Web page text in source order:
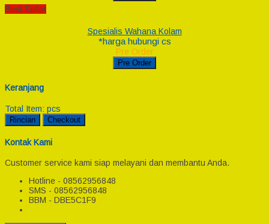
Best Seller
Spesialis Wahana Kolam
*harga hubungi cs
Pre Order
Pre Order
Keranjang
Total Item: pcs
Rincian Checkout
Kontak Kami
Customer service kami siap melayani dan membantu Anda.
Hotline - 08562956848
SMS - 08562956848
BBM - DBE5C1F9